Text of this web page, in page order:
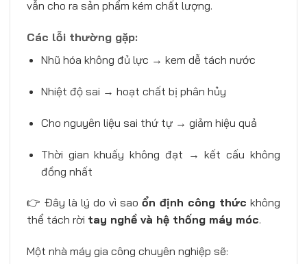
vẫn cho ra sản phẩm kém chất lượng.
Các lỗi thường gặp:
Nhũ hóa không đủ lực → kem dễ tách nước
Nhiệt độ sai → hoạt chất bị phân hủy
Cho nguyên liệu sai thứ tự → giảm hiệu quả
Thời gian khuấy không đạt → kết cấu không
đồng nhất
👉 Đây là lý do vì sao ổn định công thức không
thể tách rời tay nghề và hệ thống máy móc.
Một nhà máy gia công chuyên nghiệp sẽ: